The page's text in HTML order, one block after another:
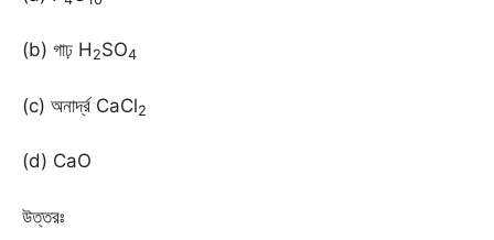
(b) গাঢ় H 2SO4
(c) অনার্দ্র CaCl2
(d) CaO
উত্তরঃ